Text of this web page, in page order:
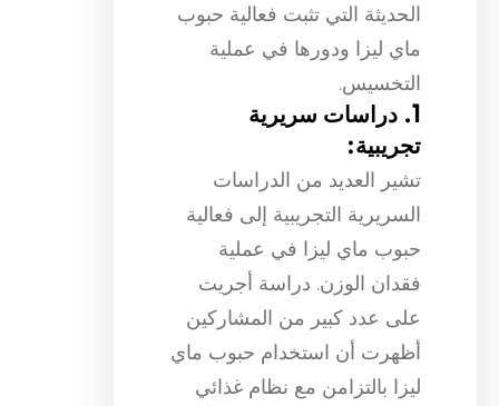
الحديثة التي تثبت فعالية حبوب
ماي ليزا ودورها في عملية
التخسيس.
1. دراسات سريرية
تجريبية:
تشير العديد من الدراسات
السريرية التجريبية إلى فعالية
حبوب ماي ليزا في عملية
فقدان الوزن. دراسة أجريت
على عدد كبير من المشاركين
أظهرت أن استخدام حبوب ماي
ليزا بالتزامن مع نظام غذائي